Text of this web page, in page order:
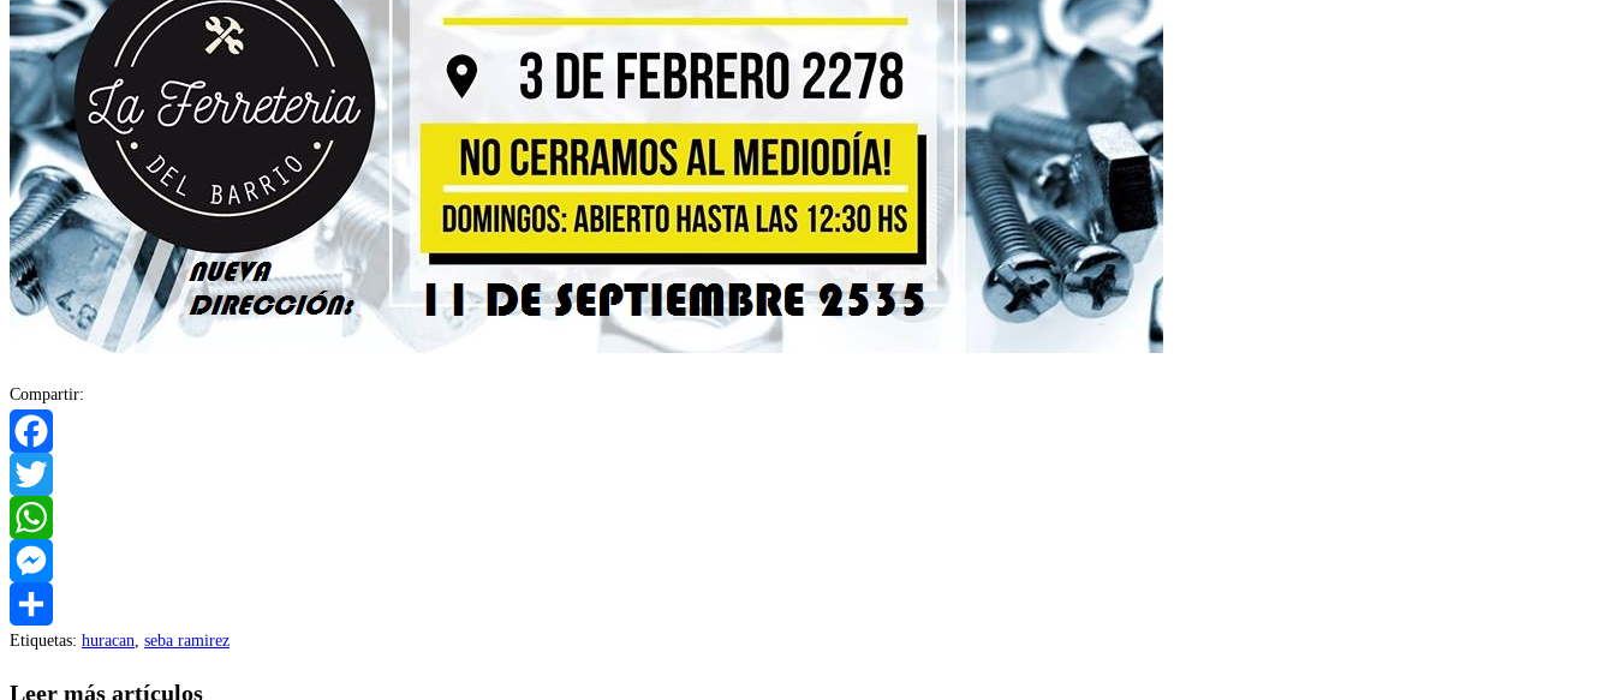
Compartir:
Facebook
Twitter
WhatsApp
Messenger
Compartir
Etiquetas: huracan, seba ramirez
Leer más artículos